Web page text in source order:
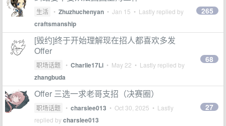
生活 • Zhuzhuchenyan • Jan 15 • Lastly replied by
craftsmanship
265
[毁约]终于开始理解现在招人都喜欢多发
Offer
职场话题 • Charlie17Li • May 22 • Lastly replied by
zhangbuda
68
Offer 三选一求老哥支招（决赛圈）
职场话题 • charslee013 • Oct 30, 2025 • Lastly
replied bycharslee013
27